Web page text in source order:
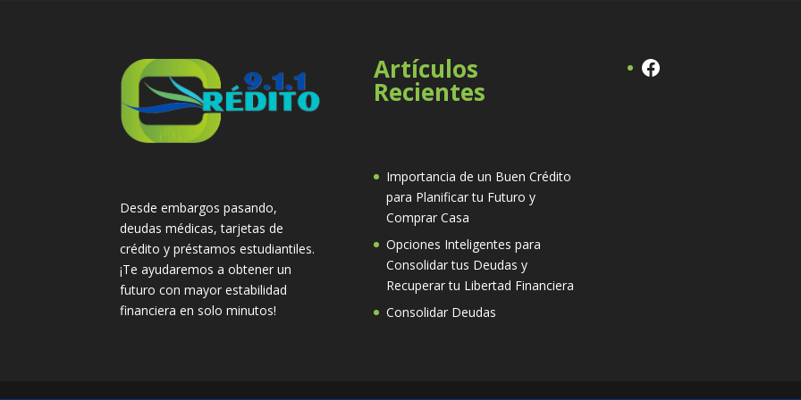
Desde embargos pasando,
deudas médicas, tarjetas de
crédito y préstamos estudiantiles.
¡Te ayudaremos a obtener un
futuro con mayor estabilidad
financiera en solo minutos!
Artículos
Recientes
Importancia de un Buen Crédito
para Planificar tu Futuro y
Comprar Casa
Opciones Inteligentes para
Consolidar tus Deudas y
Recuperar tu Libertad Financiera
Consolidar Deudas
Facebook